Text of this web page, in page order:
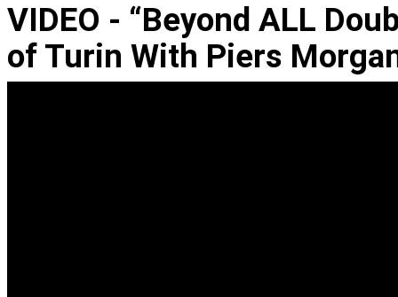
VIDEO - “Beyond ALL
of Turin With Piers